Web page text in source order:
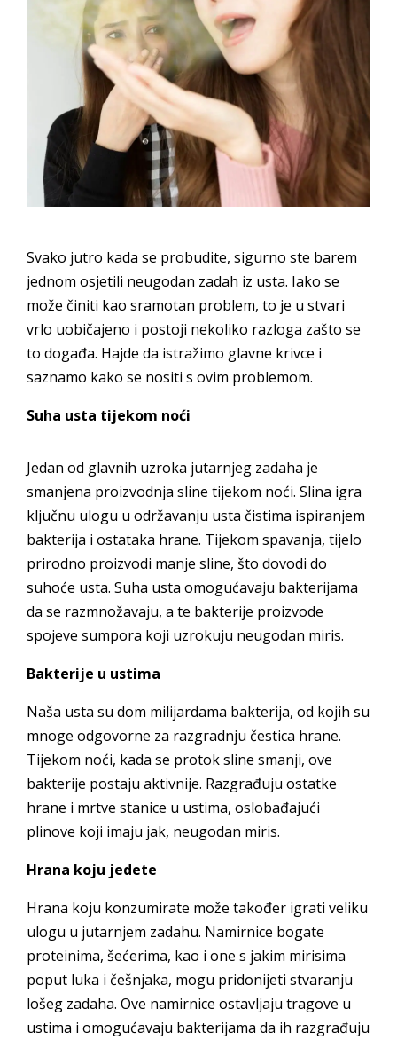
Svako jutro kada se probudite, sigurno ste barem
jednom osjetili neugodan zadah iz usta. Iako se
može činiti kao sramotan problem, to je u stvari
vrlo uobičajeno i postoji nekoliko razloga zašto se
to događa. Hajde da istražimo glavne krivce i
saznamo kako se nositi s ovim problemom.
Suha usta tijekom noći
Jedan od glavnih uzroka jutarnjeg zadaha je
smanjena proizvodnja sline tijekom noći. Slina igra
ključnu ulogu u održavanju usta čistima ispiranjem
bakterija i ostataka hrane. Tijekom spavanja, tijelo
prirodno proizvodi manje sline, što dovodi do
suhoće usta. Suha usta omogućavaju bakterijama
da se razmnožavaju, a te bakterije proizvode
spojeve sumpora koji uzrokuju neugodan miris.
Bakterije u ustima
Naša usta su dom milijardama bakterija, od kojih su
mnoge odgovorne za razgradnju čestica hrane.
Tijekom noći, kada se protok sline smanji, ove
bakterije postaju aktivnije. Razgrađuju ostatke
hrane i mrtve stanice u ustima, oslobađajući
plinove koji imaju jak, neugodan miris.
Hrana koju jedete
Hrana koju konzumirate može također igrati veliku
ulogu u jutarnjem zadahu. Namirnice bogate
proteinima, šećerima, kao i one s jakim mirisima
poput luka i češnjaka, mogu pridonijeti stvaranju
lošeg zadaha. Ove namirnice ostavljaju tragove u
ustima i omogućavaju bakterijama da ih razgrađuju